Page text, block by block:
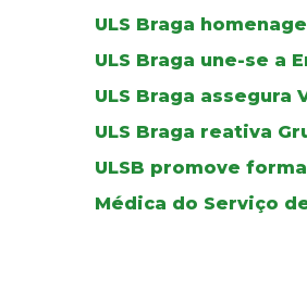
ULS Braga
ULS Braga une-se a
ULS Braga assegura
ULS Braga reativa
ULSB promove
Médica do Serviço